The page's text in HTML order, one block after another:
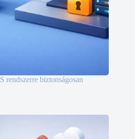
rendszerre biztonságosan